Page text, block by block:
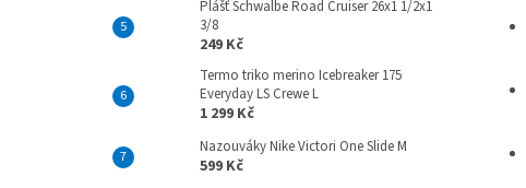
Plášť Schwalbe Road Cruiser 26x1 1/2x1
3/8
249 Kč
Termo triko merino Icebreaker 175
Everyday LS Crewe L
1 299 Kč
Nazouváky Nike Victori One Slide M
599 Kč